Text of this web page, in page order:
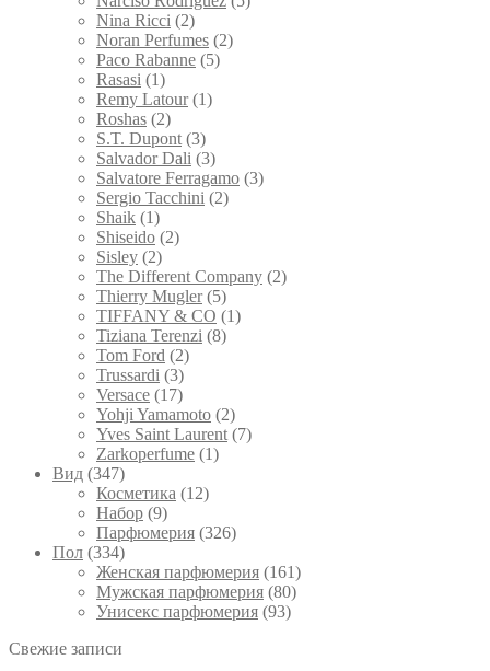
Nina Ricci (2)
Noran Perfumes (2)
Paco Rabanne (5)
Rasasi (1)
Remy Latour (1)
Roshas (2)
S.T. Dupont (3)
Salvador Dali (3)
Salvatore Ferragamo (3)
Sergio Tacchini (2)
Shaik (1)
Shiseido (2)
Sisley (2)
The Different Company (2)
Thierry Mugler (5)
TIFFANY & CO (1)
Tiziana Terenzi (8)
Tom Ford (2)
Trussardi (3)
Versace (17)
Yohji Yamamoto (2)
Yves Saint Laurent (7)
Zarkoperfume (1)
Вид (347)
Косметика (12)
Набор (9)
Парфюмерия (326)
Пол (334)
Женская парфюмерия (161)
Мужская парфюмерия (80)
Унисекс парфюмерия (93)
Свежие записи